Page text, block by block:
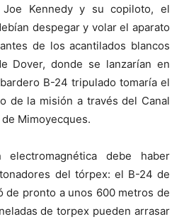
Joe Kennedy y su copiloto, el
despegar y volar el aparato
de los acantilados blancos
Dover, donde se lanzarían en
B-24 tripulado tomaría el
de la misión a través del Canal
Mimoyecques.
electromagnética debe haber
del tórpex: el B-24 de
de pronto a unos 600 metros de
de torpex pueden arrasar